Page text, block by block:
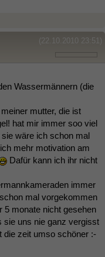
(22.10.2010 23:51)
Wassermännern (die
mutter, die ist
hat mir immer soo viel
wäre ich schon mal
mehr motivation am
Dafür kann ich ihr nicht
immer
mal vorgekommen
5 monate nicht gesehen
sie uns nie ganz vergisst
die zeit umso schöner :-